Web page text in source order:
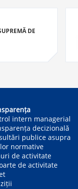
DE
intern managerial
decizională
publice asupra
normative
de activitate
de activitate